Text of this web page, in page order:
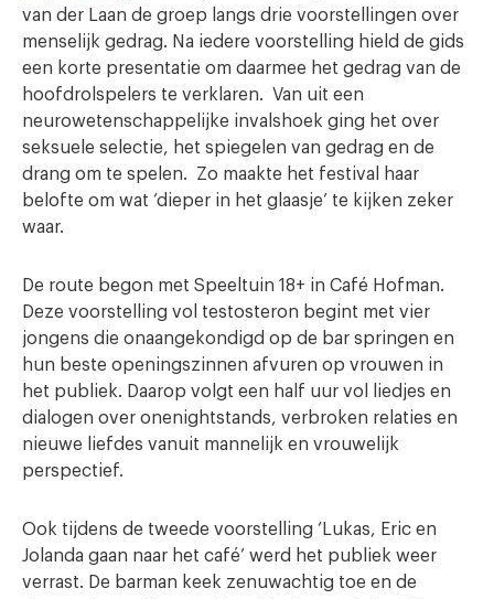
van der Laan de groep langs drie voorstellingen over
menselijk gedrag. Na iedere voorstelling hield de gids
een korte presentatie om daarmee het gedrag van de
hoofdrolspelers te verklaren. Van uit een
neurowetenschappelijke invalshoek ging het over
seksuele selectie, het spiegelen van gedrag en de
drang om te spelen. Zo maakte het festival haar
belofte om wat ‘dieper in het glaasje’ te kijken zeker
waar.
De route begon met Speeltuin 18+ in Café Hofman.
Deze voorstelling vol testosteron begint met vier
jongens die onaangekondigd op de bar springen en
hun beste openingszinnen afvuren op vrouwen in
het publiek. Daarop volgt een half uur vol liedjes en
dialogen over onenightstands, verbroken relaties en
nieuwe liefdes vanuit mannelijk en vrouwelijk
perspectief.
Ook tijdens de tweede voorstelling ‘Lukas, Eric en
Jolanda gaan naar het café’ werd het publiek weer
verrast. De barman keek zenuwachtig toe en de